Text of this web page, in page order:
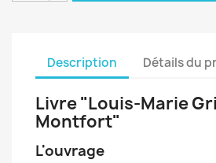
Description Détails du
Livre "Louis-Marie
Montfort"
L'ouvrage